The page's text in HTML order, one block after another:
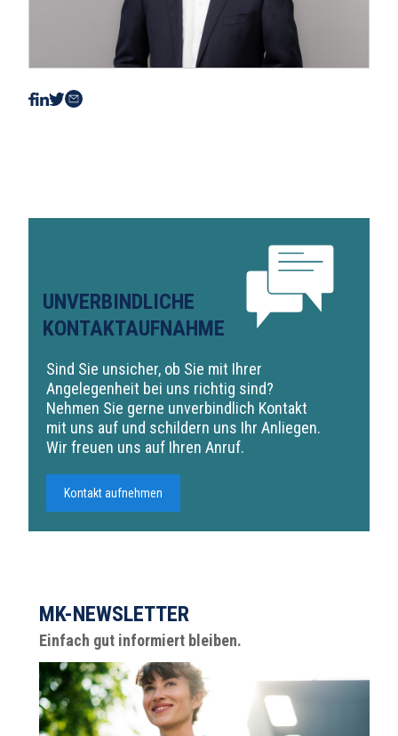
UNVERBINDLICHE
KONTAKTAUFNAHME
Sind Sie unsicher, ob Sie mit Ihrer
Angelegenheit bei uns richtig sind?
Nehmen Sie gerne unverbindlich Kontakt
mit uns auf und schildern uns Ihr Anliegen.
Wir freuen uns auf Ihren Anruf.
Kontakt aufnehmen
MK-NEWSLETTER
Einfach gut informiert bleiben.